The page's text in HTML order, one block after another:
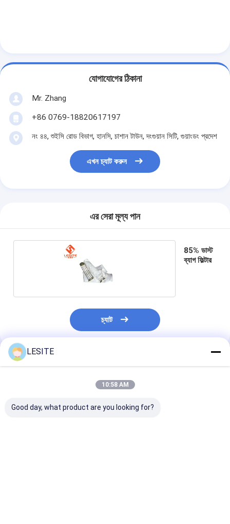
কারখানা পরিদর্শন
গুণমান নিয়ন্ত্রণ
আমাদের সাথে যোগাযোগ
এয়ার ফিল্টার উত্পাদন মেশিন
পকেট ফিল্টার তৈরির মেশিন
স্বয়ংক্রিয় Riveting মেশিন
আধা স্বয়ংক্রিয় রাইভটিং মেশিন
শীতাতপনিয়ন্ত্রণ হেপা ফিল্টার
অ্যালুমিনিয়াম ব্যাগ ফিল্টার
যোগাযোগের ঠিকানা
Mr. Zhang
+86 0769-18820617197
নং ৪৪, শুইসি রোড বিভাগ, হানসি, চাশান টাউন, দংগুয়ান সিটি, গুয়াংডং প্রদেশ
এখন চ্যাট করুন
এর সেরা মূল্য পান
85% ডাস্ট
ব্যাগ ফিল্টার
চ্যাট
প্রস্তাবিত পণ্য
LESITE
10:58 AM
Good day, what product are you looking for?